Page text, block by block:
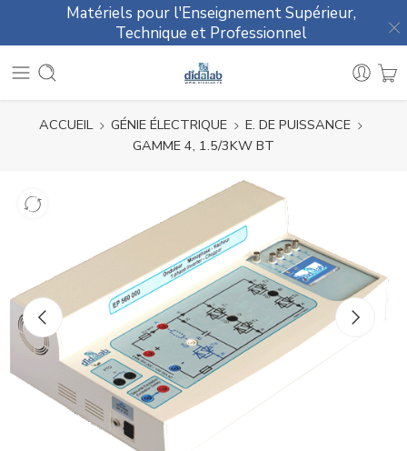
Matériels pour l'Enseignement Supérieur,
Technique et Professionnel
ACCUEIL GÉNIE ÉLECTRIQUE
E. DE PUISSANCE
GAMME 4, 1.5/3KW BT